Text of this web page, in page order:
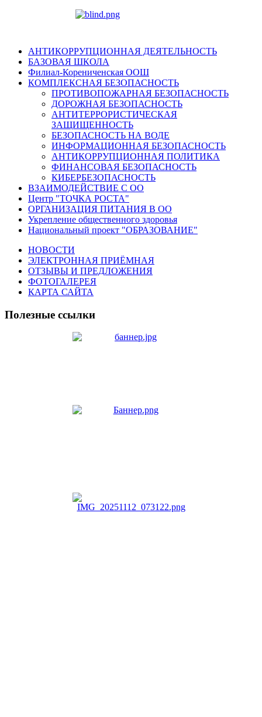
АНТИКОРРУПЦИОННАЯ ДЕЯТЕЛЬНОСТЬ
БАЗОВАЯ ШКОЛА
Филиал-Корениченская ООШ
КОМПЛЕКСНАЯ БЕЗОПАСНОСТЬ
ПРОТИВОПОЖАРНАЯ БЕЗОПАСНОСТЬ
ДОРОЖНАЯ БЕЗОПАСНОСТЬ
АНТИТЕРРОРИСТИЧЕСКАЯ
ЗАЩИЩЕННОСТЬ
БЕЗОПАСНОСТЬ НА ВОДЕ
ИНФОРМАЦИОННАЯ БЕЗОПАСНОСТЬ
АНТИКОРРУПЦИОННАЯ ПОЛИТИКА
ФИНАНСОВАЯ БЕЗОПАСНОСТЬ
КИБЕРБЕЗОПАСНОСТЬ
ВЗАИМОДЕЙСТВИЕ С ОО
Центр "ТОЧКА РОСТА"
ОРГАНИЗАЦИЯ ПИТАНИЯ В ОО
Укрепление общественного здоровья
Национальный проект "ОБРАЗОВАНИЕ"
НОВОСТИ
ЭЛЕКТРОННАЯ ПРИЁМНАЯ
ОТЗЫВЫ И ПРЕДЛОЖЕНИЯ
ФОТОГАЛЕРЕЯ
КАРТА САЙТА
Полезные ссылки